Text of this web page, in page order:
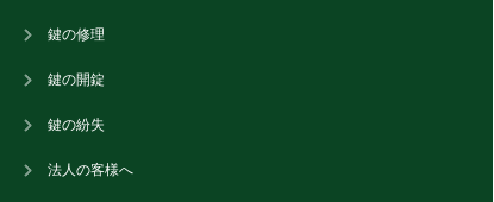
鍵の修理
鍵の開錠
鍵の紛失
法人の客様へ